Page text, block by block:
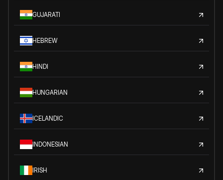
GUJARATI
HEBREW
HINDI
HUNGARIAN
ICELANDIC
INDONESIAN
IRISH